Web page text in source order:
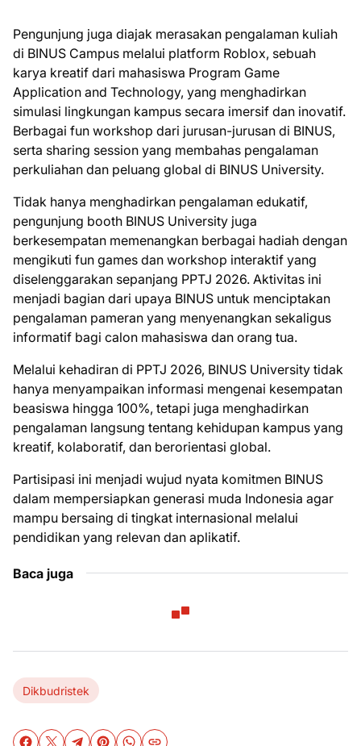
Pengunjung juga diajak merasakan pengalaman kuliah
di BINUS Campus melalui platform Roblox, sebuah
karya kreatif dari mahasiswa Program Game
Application and Technology, yang menghadirkan
simulasi lingkungan kampus secara imersif dan inovatif.
Berbagai fun workshop dari jurusan-jurusan di BINUS,
serta sharing session yang membahas pengalaman
perkuliahan dan peluang global di BINUS University.
Tidak hanya menghadirkan pengalaman edukatif,
pengunjung booth BINUS University juga
berkesempatan memenangkan berbagai hadiah dengan
mengikuti fun games dan workshop interaktif yang
diselenggarakan sepanjang PPTJ 2026. Aktivitas ini
menjadi bagian dari upaya BINUS untuk menciptakan
pengalaman pameran yang menyenangkan sekaligus
informatif bagi calon mahasiswa dan orang tua.
Melalui kehadiran di PPTJ 2026, BINUS University tidak
hanya menyampaikan informasi mengenai kesempatan
beasiswa hingga 100%, tetapi juga menghadirkan
pengalaman langsung tentang kehidupan kampus yang
kreatif, kolaboratif, dan berorientasi global.
Partisipasi ini menjadi wujud nyata komitmen BINUS
dalam mempersiapkan generasi muda Indonesia agar
mampu bersaing di tingkat internasional melalui
pendidikan yang relevan dan aplikatif.
Baca juga
Dikbudristek